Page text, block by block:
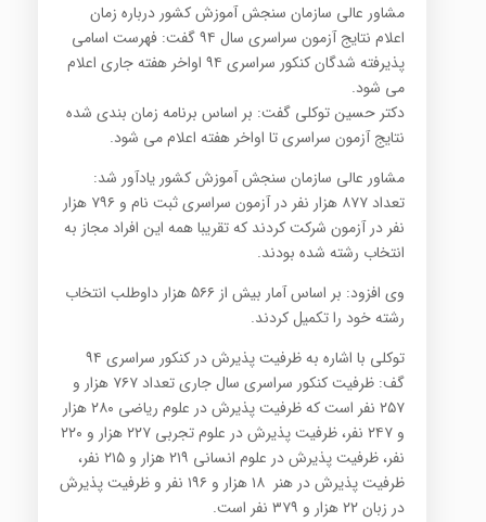
مشاور عالی سازمان سنجش آموزش کشور درباره زمان
اعلام نتایج آزمون سراسری سال ۹۴ گفت: فهرست اسامی
پذیرفته شدگان کنکور سراسری ۹۴ اواخر هفته جاری اعلام
می شود.
دکتر حسین توکلی گفت: بر اساس برنامه زمان بندی شده
نتایج آزمون سراسری تا اواخر هفته اعلام می شود.
مشاور عالی سازمان سنجش آموزش کشور یادآور شد:
تعداد ۸۷۷ هزار نفر در آزمون سراسری ثبت نام و ۷۹۶ هزار
نفر در آزمون شرکت کردند که تقریبا همه این افراد مجاز به
انتخاب رشته شده بودند.
وی افزود: بر اساس آمار بیش از ۵۶۶ هزار داوطلب انتخاب
رشته خود را تکمیل کردند.
توکلی با اشاره به ظرفیت پذیرش در کنکور سراسری ۹۴
گف: ظرفیت کنکور سراسری سال جاری تعداد ۷۶۷ هزار و
۲۵۷ نفر است که ظرفیت پذیرش در علوم ریاضی ۲۸۰ هزار
و ۲۴۷ نفر، ظرفیت پذیرش در علوم تجربی ۲۲۷ هزار و ۲۲۰
نفر، ظرفیت پذیرش در علوم انسانی ۲۱۹ هزار و ۲۱۵ نفر،
ظرفیت پذیرش در هنر ۱۸ هزار و ۱۹۶ نفر و ظرفیت پذیرش
در زبان ۲۲ هزار و ۳۷۹ نفر است.